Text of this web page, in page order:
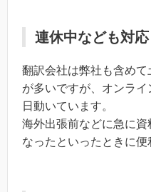
連休中なども対
翻訳会社は弊社も含め
が多いですが、オンラ
日動いています。
海外出張前などに急に資
なったといったときに便